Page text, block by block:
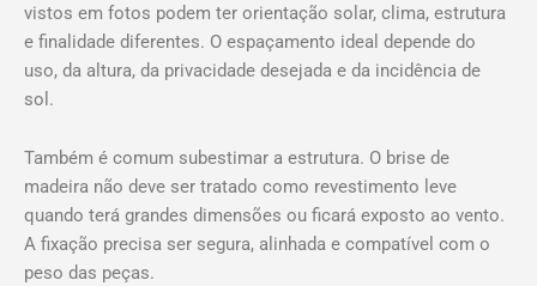
vistos em fotos podem ter orientação solar, clima, estrutura
e finalidade diferentes. O espaçamento ideal depende do
uso, da altura, da privacidade desejada e da incidência de
sol.
Também é comum subestimar a estrutura. O brise de
madeira não deve ser tratado como revestimento leve
quando terá grandes dimensões ou ficará exposto ao vento.
A fixação precisa ser segura, alinhada e compatível com o
peso das peças.